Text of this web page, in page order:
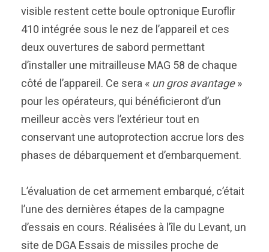
visible restent cette boule optronique Euroflir
410 intégrée sous le nez de l’appareil et ces
deux ouvertures de sabord permettant
d’installer une mitrailleuse MAG 58 de chaque
côté de l’appareil. Ce sera « un gros avantage»
pour les opérateurs, qui bénéficieront d’un
meilleur accès vers l’extérieur tout en
conservant une autoprotection accrue lors des
phases de débarquement et d’embarquement.
L’évaluation de cet armement embarqué, c’était
l’une des dernières étapes de la campagne
d’essais en cours. Réalisées à l’île du Levant, un
site de DGA Essais de missiles proche de